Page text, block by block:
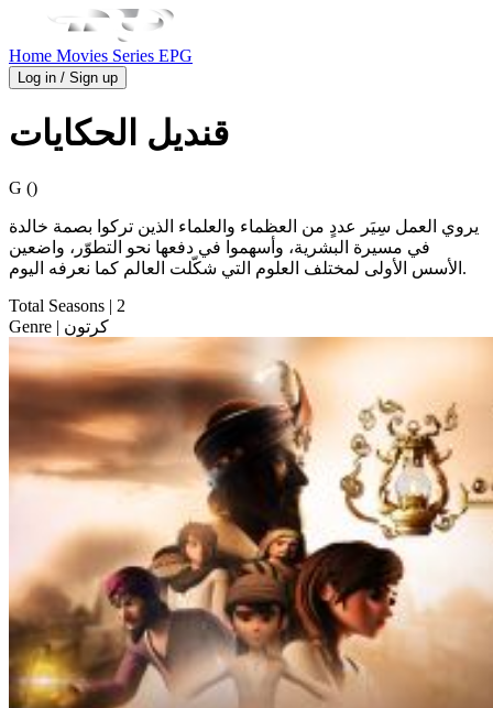
Home Movies Series EPG
Log in / Sign up
قنديل الحكايات
G ()
يروي العمل سِيَر عددٍ من العظماء والعلماء الذين تركوا بصمة خالدة
في مسيرة البشرية، وأسهموا في دفعها نحو التطوّر، واضعين
الأسس الأولى لمختلف العلوم التي شكّلت العالم كما نعرفه اليوم.
Total Seasons | 2
Genre
| كرتون